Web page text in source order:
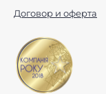
Договор и оферта